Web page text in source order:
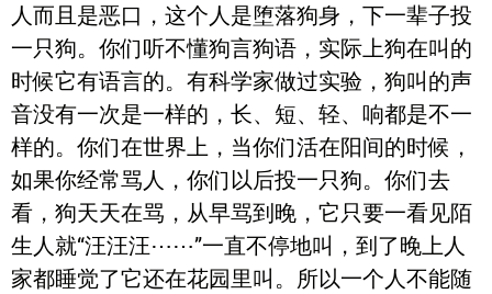
人而且是恶口，这个人是堕落狗身，下一辈子投
一只狗。你们听不懂狗言狗语，实际上狗在叫的
时候它有语言的。有科学家做过实验，狗叫的声
音没有一次是一样的，长、短、轻、响都是不一
样的。你们在世界上，当你们活在阳间的时候，
如果你经常骂人，你们以后投一只狗。你们去
看，狗天天在骂，从早骂到晚，它只要一看见陌
生人就“汪汪汪⋯⋯”一直不停地叫，到了晚上人
家都睡觉了它还在花园里叫。所以一个人不能随